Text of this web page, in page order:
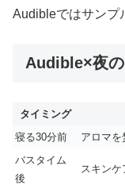
Audibleではサンプ
Audible×夜
タイミング
寝る30分前
アロマを
バスタイム
後
スキンケ